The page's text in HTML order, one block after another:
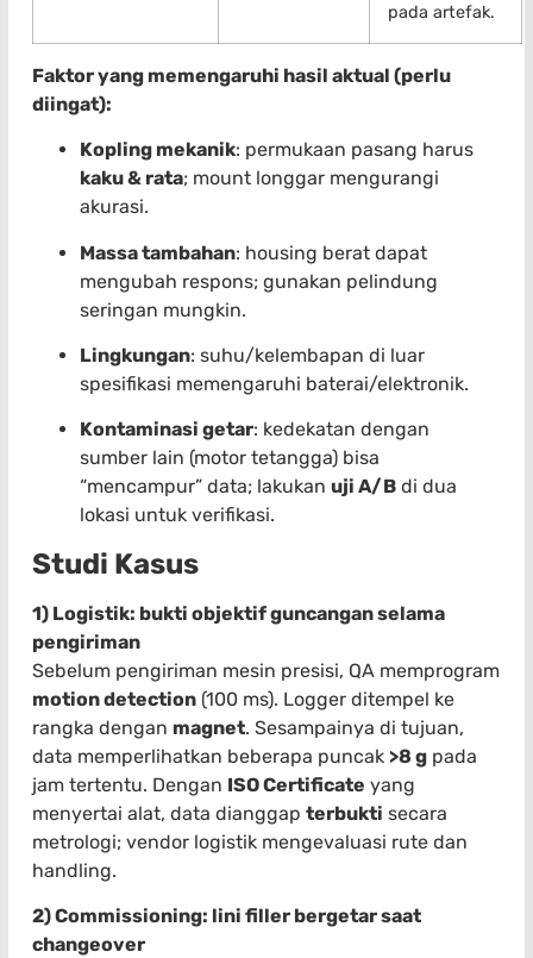
pada artefak.
Faktor yang memengaruhi hasil aktual (perlu
diingat):
Kopling mekanik: permukaan pasang harus
kaku & rata; mount longgar mengurangi
akurasi.
Massa tambahan: housing berat dapat
mengubah respons; gunakan pelindung
seringan mungkin.
Lingkungan: suhu/kelembapan di luar
spesifikasi memengaruhi baterai/elektronik.
Kontaminasi getar: kedekatan dengan
sumber lain (motor tetangga) bisa
“mencampur” data; lakukan uji A/B di dua
lokasi untuk verifikasi.
Studi Kasus
1) Logistik: bukti objektif guncangan selama
pengiriman
Sebelum pengiriman mesin presisi, QA memprogram
motion detection (100 ms). Logger ditempel ke
rangka dengan magnet. Sesampainya di tujuan,
data memperlihatkan beberapa puncak >8 g pada
jam tertentu. Dengan ISO Certificate yang
menyertai alat, data dianggap terbukti secara
metrologi; vendor logistik mengevaluasi rute dan
handling.
2) Commissioning: lini filler bergetar saat
changeover